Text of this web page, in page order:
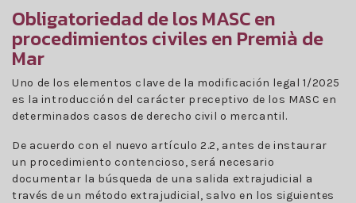
Obligatoriedad de los MASC en
procedimientos civiles en Premià de
Mar
Uno de los elementos clave de la modificación legal 1/2025
es la introducción del carácter preceptivo de los MASC en
determinados casos de derecho civil o mercantil.
De acuerdo con el nuevo artículo 2.2, antes de instaurar
un procedimiento contencioso, será necesario
documentar la búsqueda de una salida extrajudicial a
través de un método extrajudicial, salvo en los siguientes